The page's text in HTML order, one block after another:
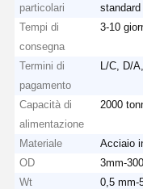
particolari
standard
Tempi di
consegna
3-10
Termini di
pagamento
L/C, D/
Capacità di
alimentazione
2000
Materiale
Acciaio
OD
3mm-
Wt
0,5 mm-